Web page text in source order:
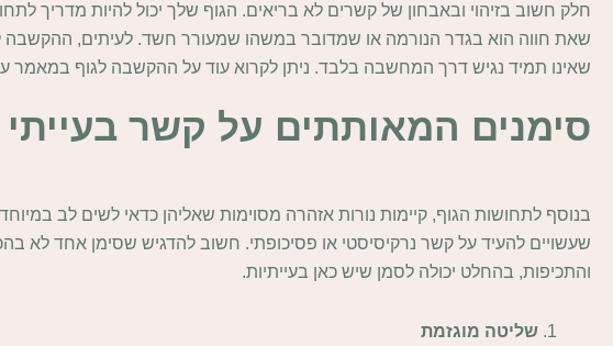
חלק חשוב בזיהוי ובאבחון של קשרים לא בריאים. הגוף שלך יכול להיות מדריך
שאת חווה הוא בגדר הנורמה או שמדובר במשהו שמעורר חשד. לעיתים, ההקשבה
שאינו תמיד נגיש דרך המחשבה בלבד. ניתן לקרוא עוד על ההקשבה לגוף במאמר
סימנים המאותתים על קשר בעייתי
בנוסף לתחושות הגוף, קיימות נורות אזהרה מסוימות שאליהן כדאי לשים לב
שעשויים להעיד על קשר נרקיסיסטי או פסיכופתי. חשוב להדגיש שסימן אחד לא
והתכיפות, בהחלט יכולה לסמן שיש כאן בעייתיות.
שליטה מוגזמת